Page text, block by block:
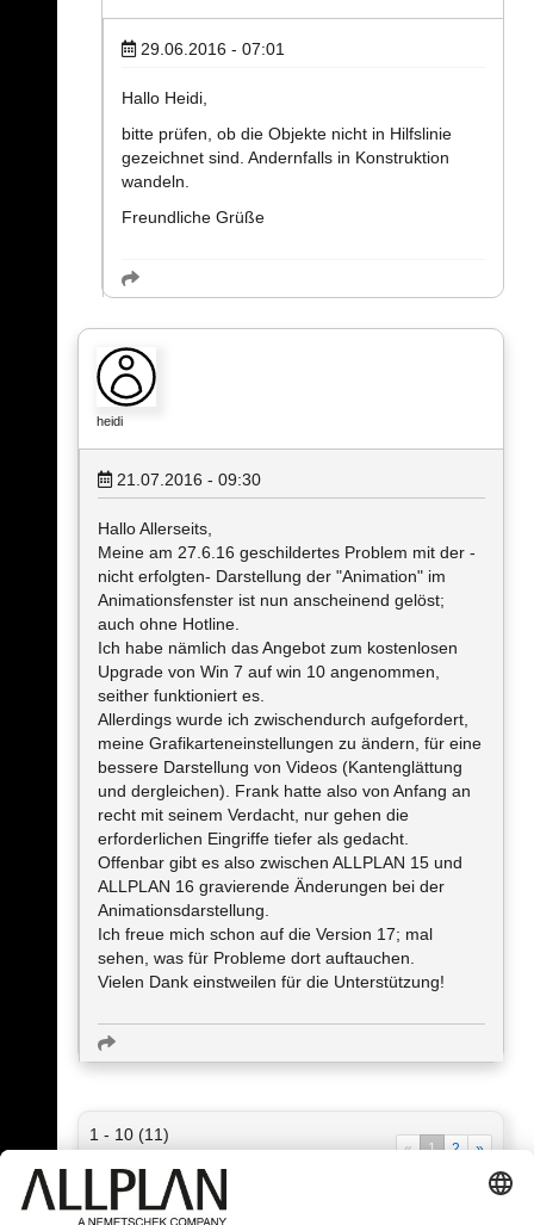
29.06.2016 - 07:01
Hallo Heidi,
bitte prüfen, ob die Objekte nicht in Hilfslinie
gezeichnet sind. Andernfalls in Konstruktion
wandeln.
Freundliche Grüße
heidi
21.07.2016 - 09:30
Hallo Allerseits,
Meine am 27.6.16 geschildertes Problem mit der -
nicht erfolgten- Darstellung der "Animation" im
Animationsfenster ist nun anscheinend gelöst;
auch ohne Hotline.
Ich habe nämlich das Angebot zum kostenlosen
Upgrade von Win 7 auf win 10 angenommen,
seither funktioniert es.
Allerdings wurde ich zwischendurch aufgefordert,
meine Grafikarteneinstellungen zu ändern, für eine
bessere Darstellung von Videos (Kantenglättung
und dergleichen). Frank hatte also von Anfang an
recht mit seinem Verdacht, nur gehen die
erforderlichen Eingriffe tiefer als gedacht.
Offenbar gibt es also zwischen ALLPLAN 15 und
ALLPLAN 16 gravierende Änderungen bei der
Animationsdarstellung.
Ich freue mich schon auf die Version 17; mal
sehen, was für Probleme dort auftauchen.
Vielen Dank einstweilen für die Unterstützung!
1 - 10 (11)
« 1 2 »